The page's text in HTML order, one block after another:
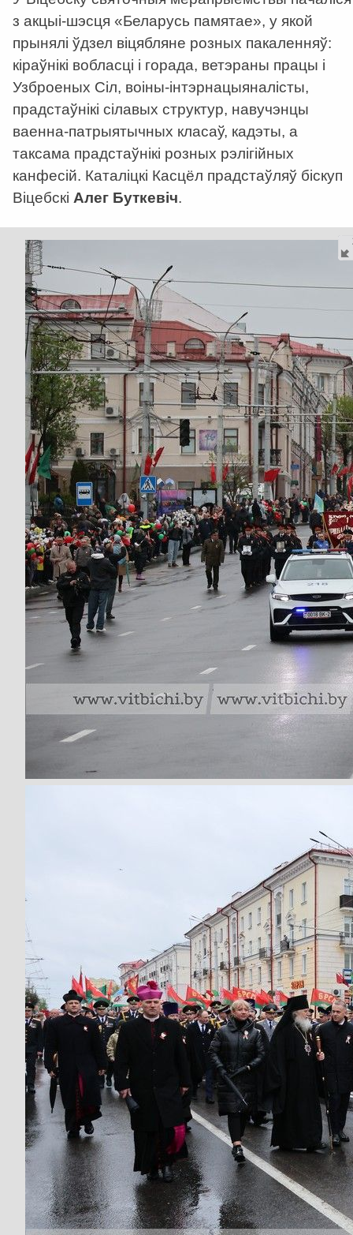
з акцыі-шэсця «Беларусь памятае», у якой
прынялі ўдзел віцябляне розных пакаленняў:
кіраўнікі вобласці і горада, ветэраны працы і
Узброеных Сіл, воіны-інтэрнацыяналісты,
прадстаўнікі сілавых структур, навучэнцы
ваенна-патрыятычных класаў, кадэты, а
таксама прадстаўнікі розных рэлігійных
канфесій. Каталіцкі Касцёл прадстаўляў біскуп
Віцебскі Алег Буткевіч.